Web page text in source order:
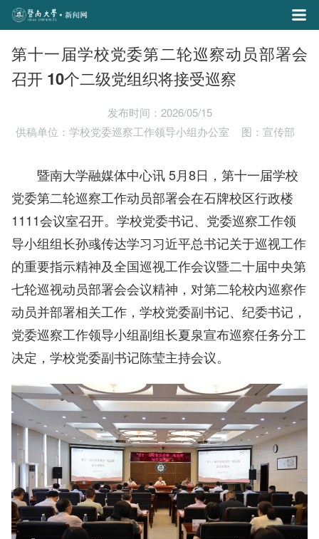
第十一届学校党委第二轮巡察动员部署会
召开 10个二级党组织将接受巡察
发布时间：2026/05/15
供稿单位：学校党委巡察工作领导小组办公室
图：宣传部
暨南大学融媒体中心讯 5月8日，第十一届学校
党委第二轮巡察工作动员部署会在石牌校区行政楼
1111会议室召开。学校党委书记、党委巡察工作领
导小组组长孙彧传达学习习近平总书记关于巡视工作
的重要指示精神及全国巡视工作会议暨二十届中央第
七轮巡视动员部署会会议精神，对第二轮校内巡察作
动员并部署相关工作，学校党委副书记、纪委书记，
党委巡察工作领导小组副组长夏泉宣布巡察任务分工
决定，学校党委副书记陈莹主持会议。